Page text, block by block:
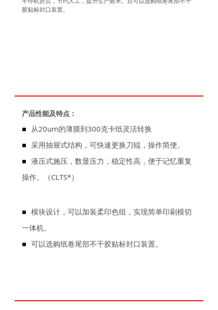
胶贴标封口装置。
产品性能及特点：
■ 从20um的薄膜到300克卡纸灵活转换
■ 采用抽屉式结构，可快速更换刀辊，操作简便。
■ 液压式施压，数显压力，稳定性高，便于记忆重复
操作。（CLTS*）
■ 模块设计，可以加装柔印色组，实现简单印刷模切
一体机。
■ 可以选购纸卷尾部不干胶贴标封口装置。